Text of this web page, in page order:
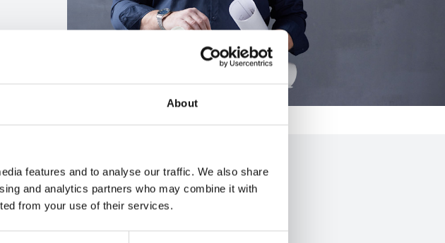
About
features and to analyse our traffic. We also share
and analytics partners who may combine it with
from your use of their services.